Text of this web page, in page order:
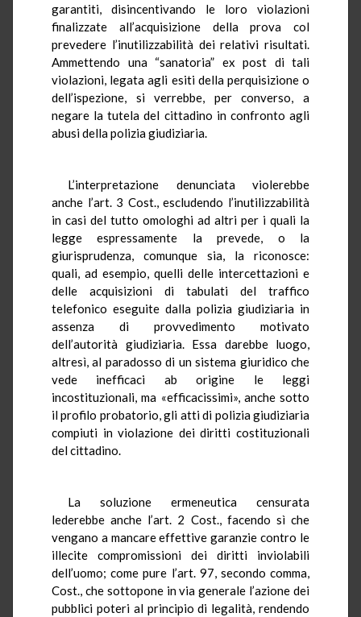
garantiti, disincentivando le loro violazioni
finalizzate all’acquisizione della prova col
prevedere l’inutilizzabilità dei relativi risultati.
Ammettendo una “sanatoria” ex post di tali
violazioni, legata agli esiti della perquisizione o
dell’ispezione, si verrebbe, per converso, a
negare la tutela del cittadino in confronto agli
abusi della polizia giudiziaria.
L’interpretazione denunciata violerebbe
anche l’art. 3 Cost., escludendo l’inutilizzabilità
in casi del tutto omologhi ad altri per i quali la
legge espressamente la prevede, o la
giurisprudenza, comunque sia, la riconosce:
quali, ad esempio, quelli delle intercettazioni e
delle acquisizioni di tabulati del traffico
telefonico eseguite dalla polizia giudiziaria in
assenza di provvedimento motivato
dell’autorità giudiziaria. Essa darebbe luogo,
altresì, al paradosso di un sistema giuridico che
vede inefficaci ab origine le leggi
incostituzionali, ma «efficacissimi», anche sotto
il profilo probatorio, gli atti di polizia giudiziaria
compiuti in violazione dei diritti costituzionali
del cittadino.
La soluzione ermeneutica censurata
lederebbe anche l’art. 2 Cost., facendo sì che
vengano a mancare effettive garanzie contro le
illecite compromissioni dei diritti inviolabili
dell’uomo; come pure l’art. 97, secondo comma,
Cost., che sottopone in via generale l’azione dei
pubblici poteri al principio di legalità, rendendo